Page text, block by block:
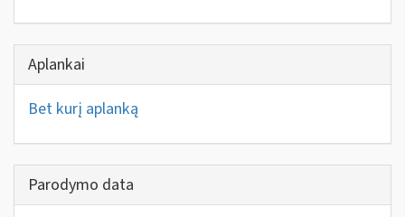
Aplankai
Bet kurį aplanką
Parodymo data